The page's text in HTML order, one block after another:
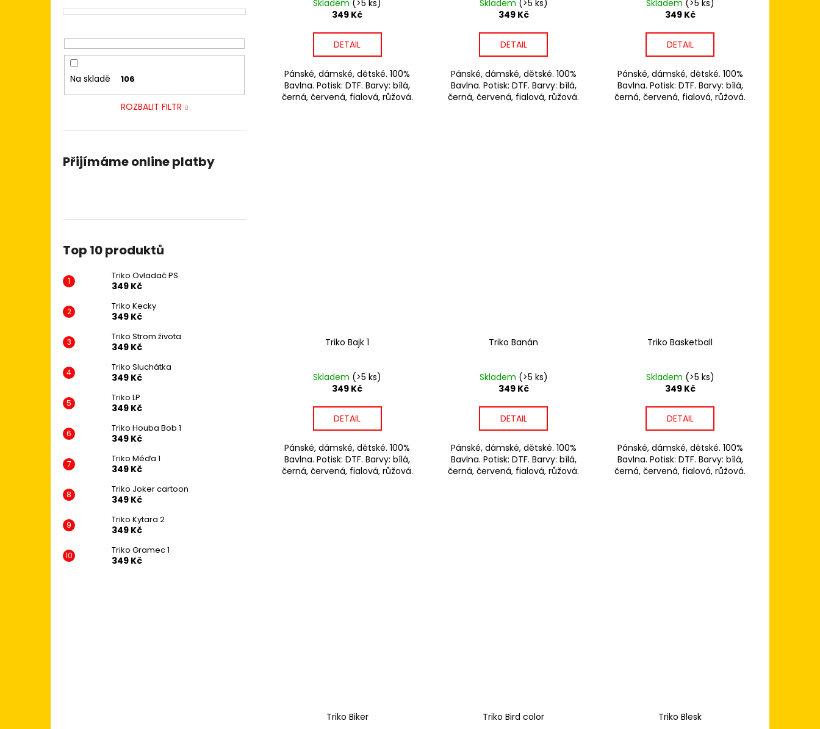
Na skladě 106
ROZBALIT FILTR
Přijímáme online platby
Top 10 produktů
Triko Ovladač PS
349 Kč
Triko Kecky
349 Kč
Triko Strom života
349 Kč
Triko Sluchátka
349 Kč
Triko LP
349 Kč
Triko Houba Bob 1
349 Kč
Triko Méďa 1
349 Kč
Triko Joker cartoon
349 Kč
Triko Kytara 2
349 Kč
Triko Gramec 1
349 Kč
Skladem (>5 ks)
349 Kč
DETAIL
Pánské, dámské, dětské. 100%
Bavlna. Potisk: DTF. Barvy: bílá,
černá, červená, fialová, růžová.
Skladem (>5 ks)
349 Kč
DETAIL
Pánské, dámské, dětské. 100%
Bavlna. Potisk: DTF. Barvy: bílá,
černá, červená, fialová, růžová.
Skladem (>5 ks)
349 Kč
DETAIL
Pánské, dámské, dětské. 100%
Bavlna. Potisk: DTF. Barvy: bílá,
černá, červená, fialová, růžová.
Triko Bajk 1
Skladem (>5 ks)
349 Kč
DETAIL
Pánské, dámské, dětské. 100%
Bavlna. Potisk: DTF. Barvy: bílá,
černá, červená, fialová, růžová.
Triko Banán
Skladem (>5 ks)
349 Kč
DETAIL
Pánské, dámské, dětské. 100%
Bavlna. Potisk: DTF. Barvy: bílá,
černá, červená, fialová, růžová.
Triko Basketball
Skladem (>5 ks)
349 Kč
DETAIL
Pánské, dámské, dětské. 100%
Bavlna. Potisk: DTF. Barvy: bílá,
černá, červená, fialová, růžová.
Triko Biker Triko Bird color Triko Blesk